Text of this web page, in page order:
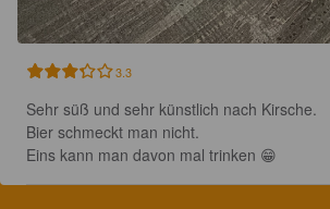
3.3
Sehr süß und sehr künstlich nach Kirsche.
Bier schmeckt man nicht.
Eins kann man davon mal trinken 😁